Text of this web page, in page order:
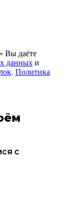
Вы даёте
данных и
. Политика
с